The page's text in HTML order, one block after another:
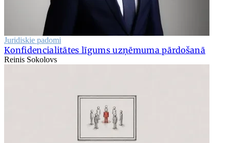
Juridiskie padomi
Konfidencialitātes līgums uzņēmuma pārdošanā
Reinis Sokolovs